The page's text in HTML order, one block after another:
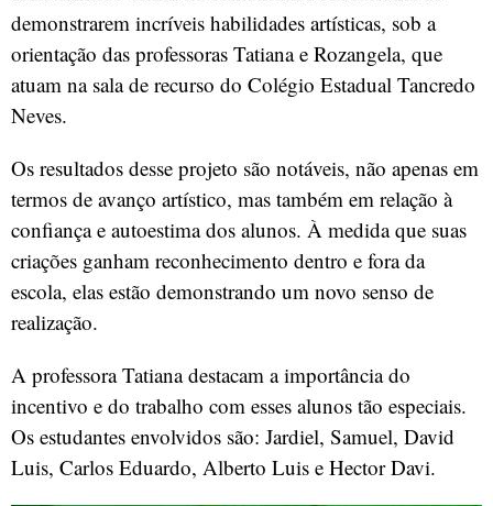
demonstrarem incríveis habilidades artísticas, sob a
orientação das professoras Tatiana e Rozangela, que
atuam na sala de recurso do Colégio Estadual Tancredo
Neves.
Os resultados desse projeto são notáveis, não apenas em
termos de avanço artístico, mas também em relação à
confiança e autoestima dos alunos. À medida que suas
criações ganham reconhecimento dentro e fora da
escola, elas estão demonstrando um novo senso de
realização.
A professora Tatiana destacam a importância do
incentivo e do trabalho com esses alunos tão especiais.
Os estudantes envolvidos são: Jardiel, Samuel, David
Luis, Carlos Eduardo, Alberto Luis e Hector Davi.